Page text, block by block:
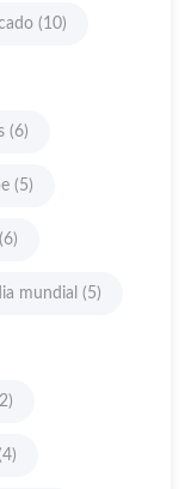
(10)
(6)
(5)
(6)
mundial (5)